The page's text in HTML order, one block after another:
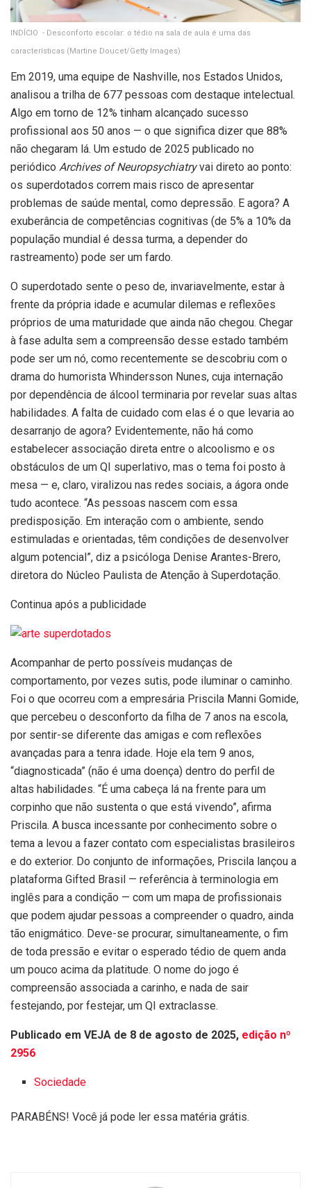
INDÍCIO - Desconforto escolar: o tédio na sala de aula é uma das
características (Martine Doucet/Getty Images)
Em 2019, uma equipe de Nashville, nos Estados Unidos,
analisou a trilha de 677 pessoas com destaque intelectual.
Algo em torno de 12% tinham alcançado sucesso
profissional aos 50 anos — o que significa dizer que 88%
não chegaram lá. Um estudo de 2025 publicado no
periódico Archives of Neuropsychiatryvai direto ao ponto:
os superdotados correm mais risco de apresentar
problemas de saúde mental, como depressão. E agora? A
exuberância de competências cognitivas (de 5% a 10% da
população mundial é dessa turma, a depender do
rastreamento) pode ser um fardo.
O superdotado sente o peso de, invariavelmente, estar à
frente da própria idade e acumular dilemas e reflexões
próprios de uma maturidade que ainda não chegou. Chegar
à fase adulta sem a compreensão desse estado também
pode ser um nó, como recentemente se descobriu com o
drama do humorista Whindersson Nunes, cuja internação
por dependência de álcool terminaria por revelar suas altas
habilidades. A falta de cuidado com elas é o que levaria ao
desarranjo de agora? Evidentemente, não há como
estabelecer associação direta entre o alcoolismo e os
obstáculos de um QI superlativo, mas o tema foi posto à
mesa — e, claro, viralizou nas redes sociais, a ágora onde
tudo acontece. “As pessoas nascem com essa
predisposição. Em interação com o ambiente, sendo
estimuladas e orientadas, têm condições de desenvolver
algum potencial”, diz a psicóloga Denise Arantes-Brero,
diretora do Núcleo Paulista de Atenção à Superdotação.
Continua após a publicidade
Acompanhar de perto possíveis mudanças de
comportamento, por vezes sutis, pode iluminar o caminho.
Foi o que ocorreu com a empresária Priscila Manni Gomide,
que percebeu o desconforto da filha de 7 anos na escola,
por sentir-se diferente das amigas e com reflexões
avançadas para a tenra idade. Hoje ela tem 9 anos,
“diagnosticada” (não é uma doença) dentro do perfil de
altas habilidades. “É uma cabeça lá na frente para um
corpinho que não sustenta o que está vivendo”, afirma
Priscila. A busca incessante por conhecimento sobre o
tema a levou a fazer contato com especialistas brasileiros
e do exterior. Do conjunto de informações, Priscila lançou a
plataforma Gifted Brasil — referência à terminologia em
inglês para a condição — com um mapa de profissionais
que podem ajudar pessoas a compreender o quadro, ainda
tão enigmático. Deve-se procurar, simultaneamente, o fim
de toda pressão e evitar o esperado tédio de quem anda
um pouco acima da platitude. O nome do jogo é
compreensão associada a carinho, e nada de sair
festejando, por festejar, um QI extraclasse.
Publicado em VEJA de 8 de agosto de 2025, edição nº
2956
Sociedade
PARABÉNS! Você já pode ler essa matéria grátis.